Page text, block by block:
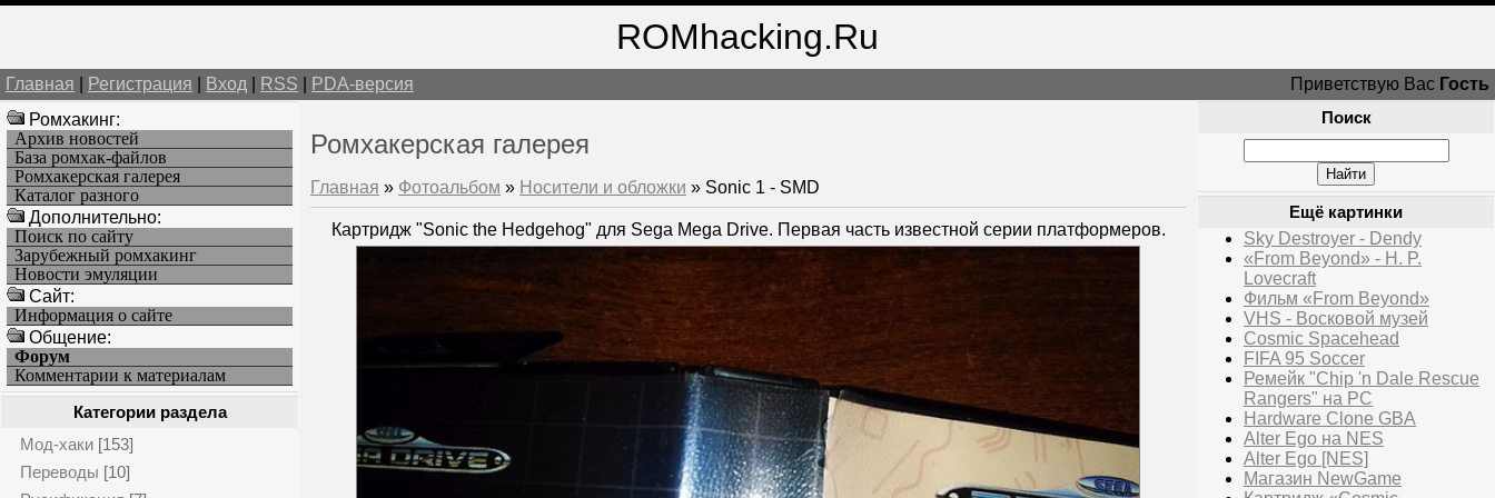
ROMhacking.Ru
Главная Регистрация Вход RSS PDA-версия Приветствую Вас Гость
Ромхакинг:
Архив новостей
База ромхак-файлов
Ромхакерская галерея
Каталог разного
Дополнительно:
Поиск по сайту
Зарубежный ромхакинг
Новости эмуляции
Cайт:
Информация о сайте
Общение:
Форум
Комментарии к материалам
Категории раздела
Мод-хаки [153]
Переводы [10]
Ромхакерская галерея
Главная » Фотоальбом » Носители и обложки » Sonic 1 - SMD
Картридж "Sonic the Hedgehog" для Sega Mega Drive. Первая часть известной серии платформеров.
Поиск
Ещё картинки
Sky Destroyer - Dendy
«From Beyond» - H. P.
Lovecraft
Фильм «From Beyond»
VHS - Восковой музей
Cosmic Spacehead
FIFA 95 Soccer
Ремейк "Chip 'n Dale Rescue
Rangers" на PC
Hardware Clone GBA
Alter Ego на NES
Alter Ego [NES]
Магазин NewGame